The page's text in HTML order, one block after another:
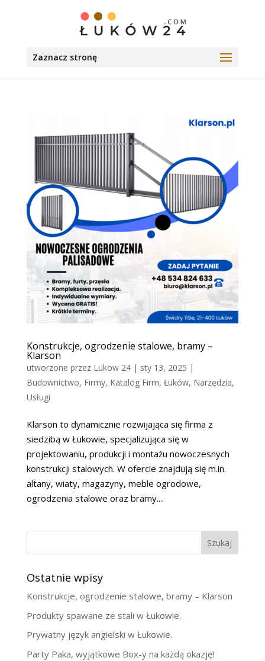
Zaznacz stronę
Konstrukcje, ogrodzenie stalowe, bramy –
Klarson
utworzone przez Lukow 24| sty 13, 2025 |
Budownictwo, Firmy, Katalog Firm, Łuków, Narzędzia,
Usługi
Klarson to dynamicznie rozwijająca się firma z
siedzibą w Łukowie, specjalizująca się w
projektowaniu, produkcji i montażu nowoczesnych
konstrukcji stalowych. W ofercie znajdują się m.in.
altany, wiaty, magazyny, meble ogrodowe,
ogrodzenia stalowe oraz bramy....
Szukaj
Ostatnie wpisy
Konstrukcje, ogrodzenie stalowe, bramy – Klarson
Produkty spawane ze stali w Łukowie.
Prywatny język angielski w Łukowie.
Party Paka, wyjątkowe Box-y na każdą okazję!